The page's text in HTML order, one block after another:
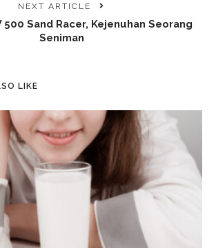
NEXT ARTICLE
500 Sand Racer, Kejenuhan Seorang
Seniman
LIKE